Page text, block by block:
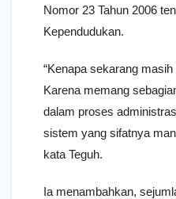
Nomor 23 Tahun 2006
Kependudukan.
“Kenapa sekarang
Karena memang
dalam proses
sistem yang sifatnya
kata Teguh.
Ia menambahkan,